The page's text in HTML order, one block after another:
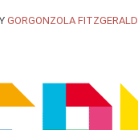
GORGONZOLA FITZGERALD